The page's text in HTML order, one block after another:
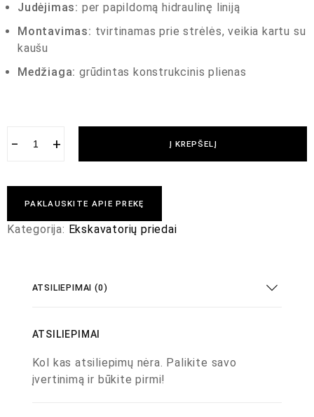
Judėjimas: per papildomą hidraulinę liniją
Montavimas: tvirtinamas prie strėlės, veikia kartu su
kaušu
Medžiaga: grūdintas konstrukcinis plienas
− + Į KREPŠELĮ
PAKLAUSKITE APIE PREKĘ
Kategorija: Ekskavatorių priedai
ATSILIEPIMAI (0)
ATSILIEPIMAI
Kol kas atsiliepimų nėra. Palikite savo
įvertinimą ir būkite pirmi!